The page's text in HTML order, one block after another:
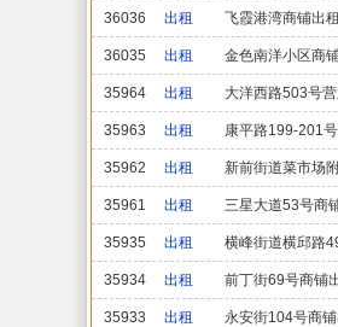
36036 出租 飞霞港湾商铺出租
36035 出租 金色南洋小区商
35964 出租 大洋西路503号
35963 出租 康平路199-201
35962 出租 新前街道菜市场
35961 出租 三星大道53号商
35935 出租 横峰街道横邱路
35934 出租 前丁街69号商铺
35933 出租 永安街104号商铺